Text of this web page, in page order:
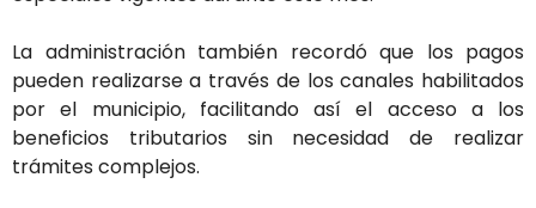
La administración también recordó que los pagos
pueden realizarse a través de los canales habilitados
por el municipio, facilitando así el acceso a los
beneficios tributarios sin necesidad de realizar
trámites complejos.